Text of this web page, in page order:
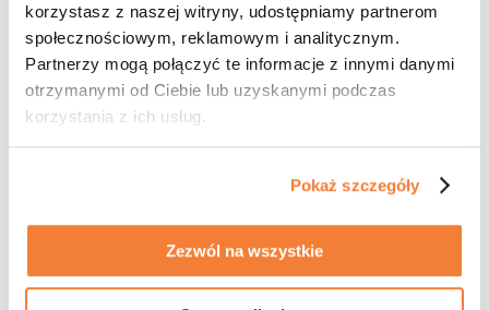
korzystasz z naszej witryny, udostępniamy partnerom
społecznościowym, reklamowym i analitycznym.
Partnerzy mogą połączyć te informacje z innymi danymi
otrzymanymi od Ciebie lub uzyskanymi podczas
korzystania z ich usług.
Pokaż szczegóły
Zezwól na wszystkie